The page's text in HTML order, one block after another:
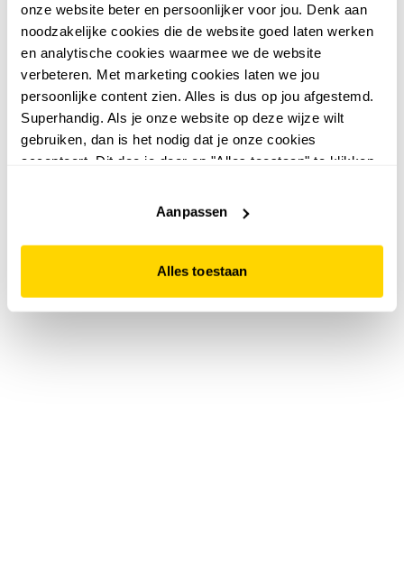
onze website beter en persoonlijker voor jou. Denk aan
noodzakelijke cookies die de website goed laten werken
en analytische cookies waarmee we de website
verbeteren. Met marketing cookies laten we jou
persoonlijke content zien. Alles is dus op jou afgestemd.
Superhandig. Als je onze website op deze wijze wilt
gebruiken, dan is het nodig dat je onze cookies
accepteert. Dit doe je door op "Alles toestaan" te klikken.
website niet optimaal functioneert.
Aanpassen
Alles toestaan